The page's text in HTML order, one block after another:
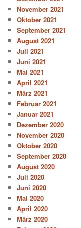
November 2021
Oktober 2021
September 2021
August 2021
Juli 2021
Juni 2021
Mai 2021
April 2021
März 2021
Februar 2021
Januar 2021
Dezember 2020
November 2020
Oktober 2020
September 2020
August 2020
Juli 2020
Juni 2020
Mai 2020
April 2020
März 2020